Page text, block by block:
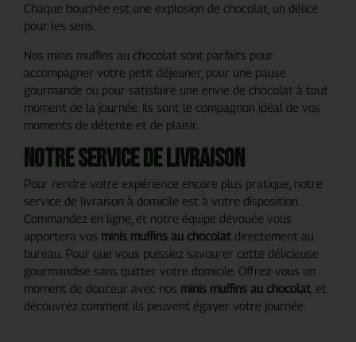
Chaque bouchée est une explosion de chocolat, un délice
pour les sens.
Nos minis muffins au chocolat sont parfaits pour
accompagner votre petit déjeuner, pour une pause
gourmande ou pour satisfaire une envie de chocolat à tout
moment de la journée. Ils sont le compagnon idéal de vos
moments de détente et de plaisir.
Notre service de livraison
Pour rendre votre expérience encore plus pratique, notre
service de livraison à domicile est à votre disposition.
Commandez en ligne, et notre équipe dévouée vous
apportera vos minis muffins au chocolat directement au
bureau. Pour que vous puissiez savourer cette délicieuse
gourmandise sans quitter votre domicile. Offrez-vous un
moment de douceur avec nos minis muffins au chocolat , et
découvrez comment ils peuvent égayer votre journée.